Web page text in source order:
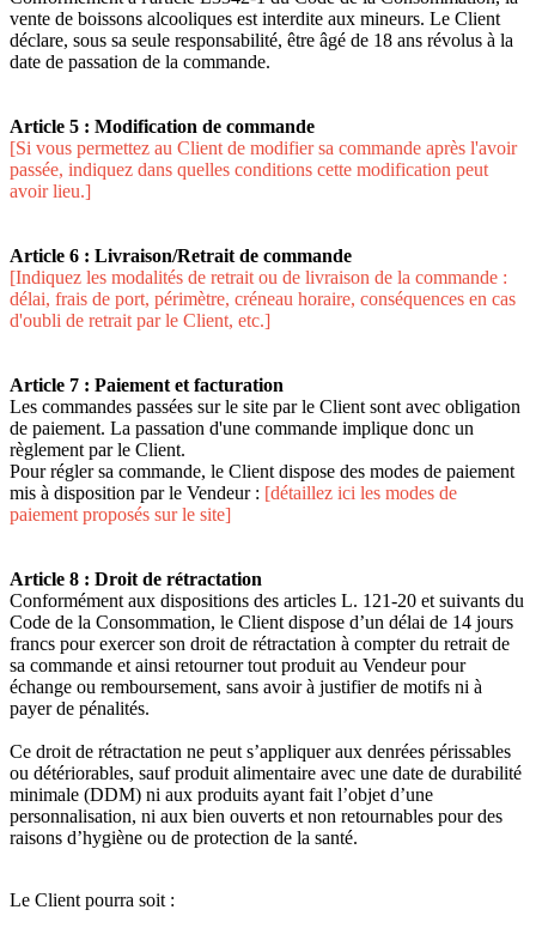
vente de boissons alcooliques est interdite aux mineurs. Le Client
déclare, sous sa seule responsabilité, être âgé de 18 ans révolus à la
date de passation de la commande.
Article 5 : Modification de commande
[Si vous permettez au Client de modifier sa commande après l'avoir
passée, indiquez dans quelles conditions cette modification peut
avoir lieu.]
Article 6 : Livraison/Retrait de commande
[Indiquez les modalités de retrait ou de livraison de la commande :
délai, frais de port, périmètre, créneau horaire, conséquences en cas
d'oubli de retrait par le Client, etc.]
Article 7 : Paiement et facturation
Les commandes passées sur le site par le Client sont avec obligation
de paiement. La passation d'une commande implique donc un
règlement par le Client.
Pour régler sa commande, le Client dispose des modes de paiement
mis à disposition par le Vendeur : [détaillez ici les modes de
paiement proposés sur le site]
Article 8 : Droit de rétractation
Conformément aux dispositions des articles L. 121-20 et suivants du
Code de la Consommation, le Client dispose d’un délai de 14 jours
francs pour exercer son droit de rétractation à compter du retrait de
sa commande et ainsi retourner tout produit au Vendeur pour
échange ou remboursement, sans avoir à justifier de motifs ni à
payer de pénalités.
Ce droit de rétractation ne peut s’appliquer aux denrées périssables
ou détériorables, sauf produit alimentaire avec une date de durabilité
minimale (DDM) ni aux produits ayant fait l’objet d’une
personnalisation, ni aux bien ouverts et non retournables pour des
raisons d’hygiène ou de protection de la santé.
Le Client pourra soit :